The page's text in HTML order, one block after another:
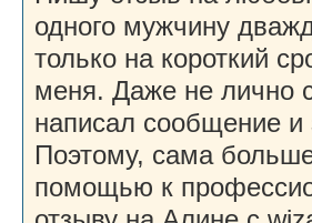
одного мужчину
только на короткий
меня. Даже не лично
написал сообщение
Поэтому, сама
помощью к